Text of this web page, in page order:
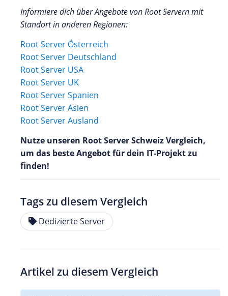
Informiere dich über Angebote von Root Servern mit
Standort in anderen Regionen:
Root Server Österreich
Root Server Deutschland
Root Server USA
Root Server UK
Root Server Spanien
Root Server Asien
Root Server Ausland
Nutze unseren Root Server Schweiz Vergleich,
um das beste Angebot für dein IT-Projekt zu
finden!
Tags zu diesem Vergleich
Dedizierte Server
Artikel zu diesem Vergleich